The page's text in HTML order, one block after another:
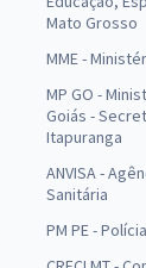
Mato Grosso
MME -
MP GO -
Goiás -
Itapuranga
ANVISA -
Sanitária
PM PE -